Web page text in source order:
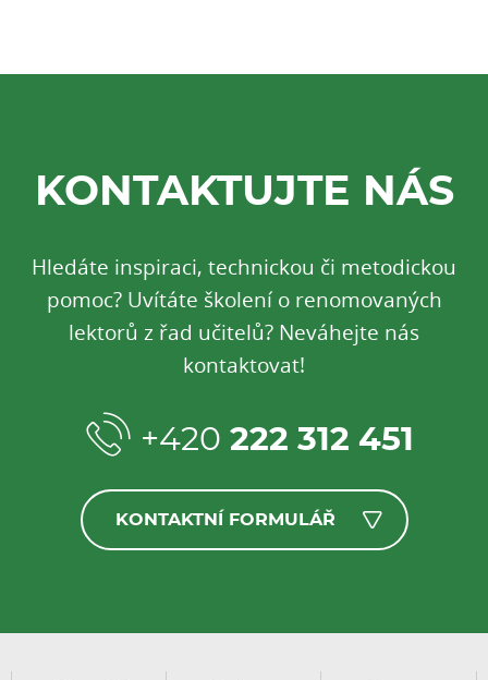
KONTAKTUJTE NÁS
Hledáte inspiraci, technickou či metodickou
pomoc? Uvítáte školení o renomovaných
lektorů z řad učitelů? Neváhejte nás
kontaktovat!
+420 222 312 451
KONTAKTNÍ FORMULÁŘ